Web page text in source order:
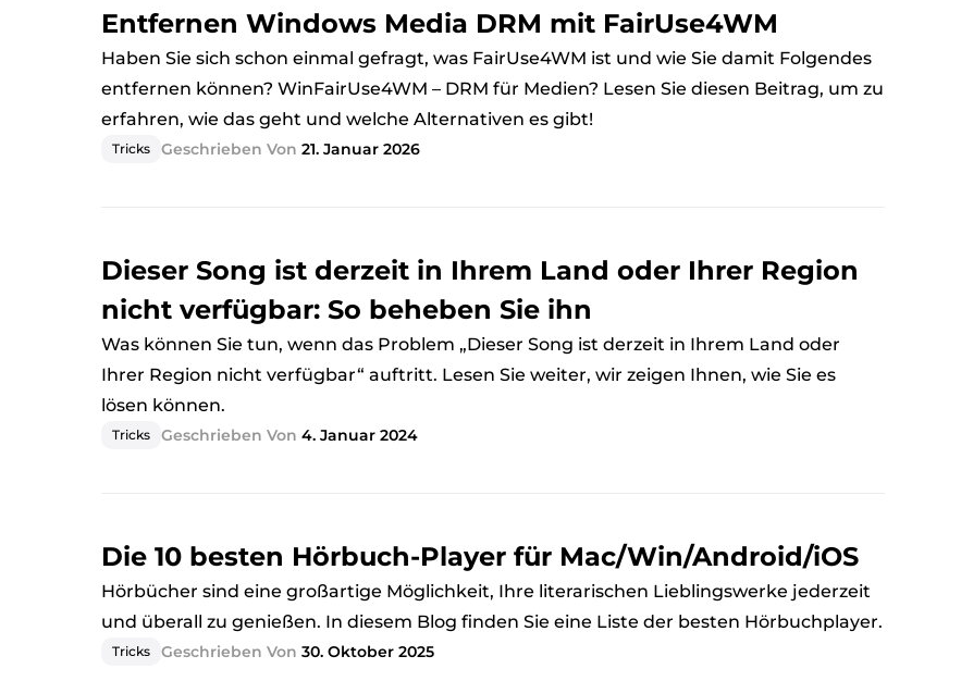
Entfernen Windows Media DRM mit FairUse4WM
Haben Sie sich schon einmal gefragt, was FairUse4WM ist und wie Sie damit Folgendes
entfernen können? WinFairUse4WM – DRM für Medien? Lesen Sie diesen Beitrag, um zu
erfahren, wie das geht und welche Alternativen es gibt!
Tricks Geschrieben Von 21. Januar 2026
Dieser Song ist derzeit in Ihrem Land oder Ihrer Region
nicht verfügbar: So beheben Sie ihn
Was können Sie tun, wenn das Problem „Dieser Song ist derzeit in Ihrem Land oder
Ihrer Region nicht verfügbar“ auftritt. Lesen Sie weiter, wir zeigen Ihnen, wie Sie es
lösen können.
Tricks Geschrieben Von 4. Januar 2024
Die 10 besten Hörbuch-Player für Mac/Win/Android/iOS
Hörbücher sind eine großartige Möglichkeit, Ihre literarischen Lieblingswerke jederzeit
und überall zu genießen. In diesem Blog finden Sie eine Liste der besten Hörbuchplayer.
Tricks Geschrieben Von 30. Oktober 2025